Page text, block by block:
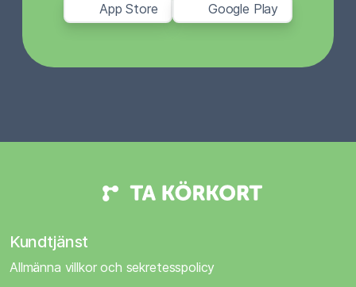
App Store Google Play
Kundtjänst
Allmänna villkor och sekretesspolicy